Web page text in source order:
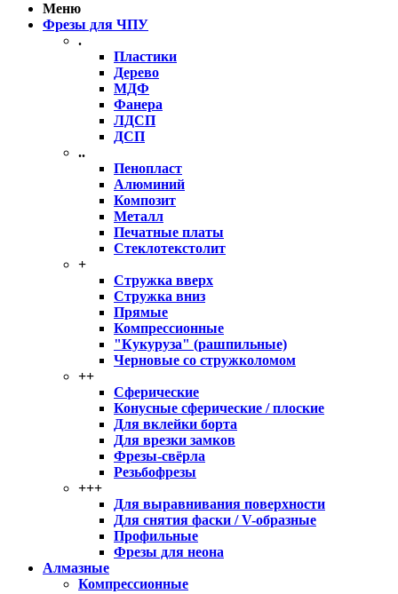
Меню
Фрезы для ЧПУ
.
Пластики
Дерево
МДФ
Фанера
ЛДСП
ДСП
..
Пенопласт
Алюминий
Композит
Металл
Печатные платы
Стеклотекстолит
+
Стружка вверх
Стружка вниз
Прямые
Компрессионные
"Кукуруза" (рашпильные)
Черновые со стружколомом
++
Сферические
Конусные сферические / плоские
Для вклейки борта
Для врезки замков
Фрезы-свёрла
Резьбофрезы
+++
Для выравнивания поверхности
Для снятия фаски / V-образные
Профильные
Фрезы для неона
Алмазные
Компрессионные